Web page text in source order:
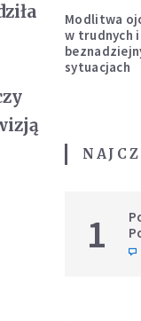
Modlitwa
w trudnych i
sytuacjach
1